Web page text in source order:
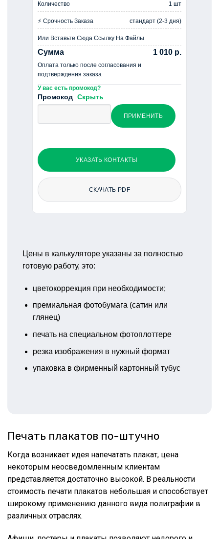
Количество 1 шт
⚡ Срочность Заказа стандарт (2-3 дня)
Или Вставьте Сюда Ссылку На Файлы
Сумма 1 010 р.
Оплата только после согласования и
подтверждения заказа
У вас есть промокод?
Промокод Скрыть
ПРИМЕНИТЬ
УКАЗАТЬ КОНТАКТЫ
СКАЧАТЬ PDF
Цены в калькуляторе указаны за полностью
готовую работу, это:
цветокоррекция при необходимости;
премиальная фотобумага (сатин или
глянец)
печать на специальном фотоплоттере
резка изображения в нужный формат
упаковка в фирменный картонный тубус
Печать плакатов по-штучно
Когда возникает идея напечатать плакат, цена
некоторым неосведомленным клиентам
представляется достаточно высокой. В реальности
стоимость печати плакатов небольшая и способствует
широкому применению данного вида полиграфии в
различных отраслях.